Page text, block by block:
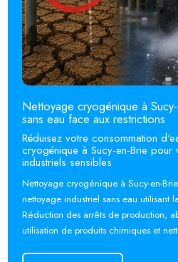
Nettoyage cryogénique à
sans eau face aux restrictions
Réduisez votre consommation
cryogénique à Sucy-en-Brie pour
industriels sensibles
Nettoyage cryogénique à Sucy-en-
nettoyage industriel sans eau utilisant
Réduction des arrêts de production,
utilisation de produits chimiques et